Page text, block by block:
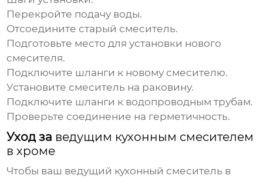
Перекройте подачу воды.
Отсоедините старый смеситель.
Подготовьте место для установки нового
смесителя.
Подключите шланги к новому смесителю.
Установите смеситель на раковину.
Подключите шланги к водопроводным трубам.
Проверьте соединение на герметичность.
Уход за ведущим кухонным смесителем
в хроме
Чтобы ваш ведущий кухонный смеситель в